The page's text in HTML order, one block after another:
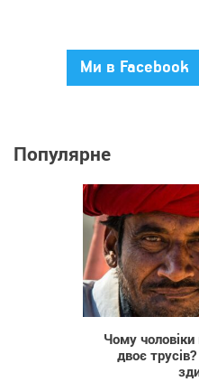
Ми в Facebook
Популярне
Чому чоловіки
двоє